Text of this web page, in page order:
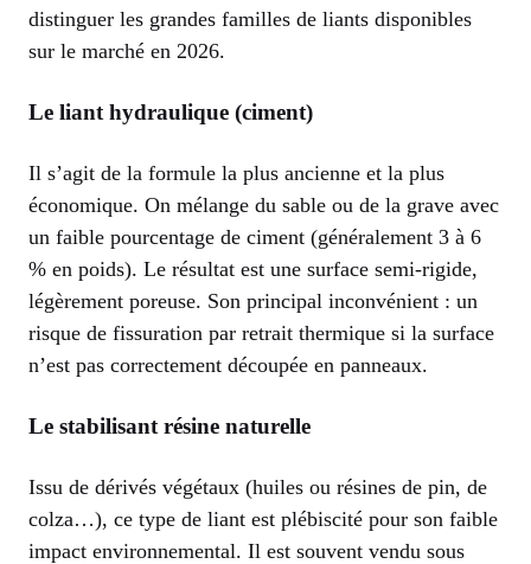
distinguer les grandes familles de liants disponibles
sur le marché en 2026.
Le liant hydraulique (ciment)
Il s’agit de la formule la plus ancienne et la plus
économique. On mélange du sable ou de la grave avec
un faible pourcentage de ciment (généralement 3 à 6
% en poids). Le résultat est une surface semi-rigide,
légèrement poreuse. Son principal inconvénient : un
risque de fissuration par retrait thermique si la surface
n’est pas correctement découpée en panneaux.
Le stabilisant résine naturelle
Issu de dérivés végétaux (huiles ou résines de pin, de
colza…), ce type de liant est plébiscité pour son faible
impact environnemental. Il est souvent vendu sous